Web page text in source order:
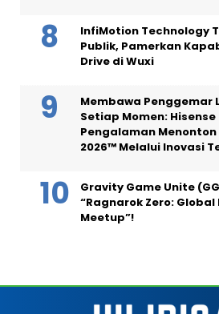
InfiMotion Technology
Publik, Pamerkan
Drive di Wuxi
Membawa Penggemar
Setiap Momen:
Pengalaman Menonton
2026™ Melalui Inovasi
Gravity Game Unite
“Ragnarok Zero: Global
Meetup”!